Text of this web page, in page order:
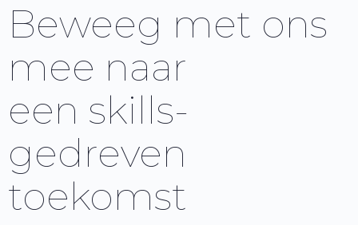
Beweeg met ons
mee naar
een skills-
gedreven
toekomst